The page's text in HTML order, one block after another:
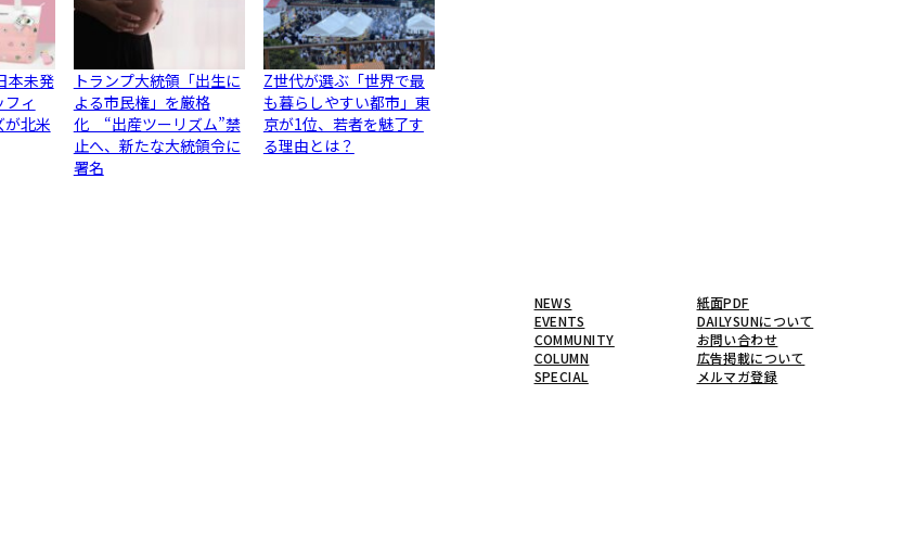
本未発
ィ
が北米
トランプ大統領「出生に
よる市民権」を厳格
化 “出産ツーリズム”禁
止へ、新たな大統領令に
署名
Z世代が選ぶ「世界で最
も暮らしやすい都市」東
京が1位、若者を魅了す
る理由とは？
NEWS
EVENTS
COMMUNITY
COLUMN
SPECIAL
紙面PDF
DAILYSUNについて
お問い合わせ
広告掲載について
メルマガ登録